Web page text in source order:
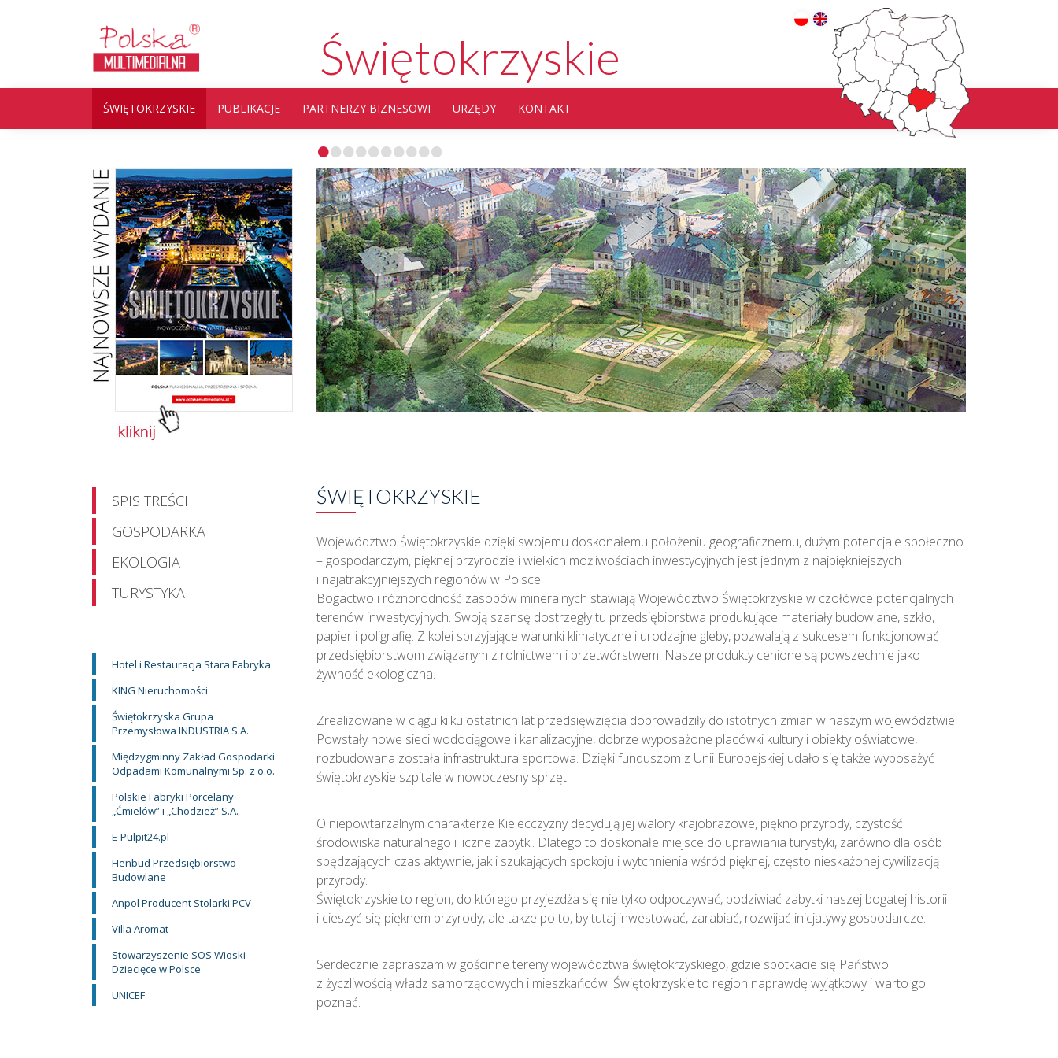
Świętokrzyskie
ŚWIĘTOKRZYSKIE PUBLIKACJE PARTNERZY BIZNESOWI URZĘDY KONTAKT
••••••••••
SPIS TREŚCI
GOSPODARKA
EKOLOGIA
TURYSTYKA
Hotel i Restauracja Stara Fabryka
KING Nieruchomości
Świętokrzyska Grupa
Przemysłowa INDUSTRIA S.A.
Międzygminny Zakład Gospodarki
Odpadami Komunalnymi Sp. z o.o.
Polskie Fabryki Porcelany
„Ćmielów” i „Chodzież” S.A.
E-Pulpit24.pl
Henbud Przedsiębiorstwo
Budowlane
Anpol Producent Stolarki PCV
Villa Aromat
Stowarzyszenie SOS Wioski
Dziecięce w Polsce
UNICEF
ŚWIĘTOKRZYSKIE
Województwo Świętokrzyskie dzięki swojemu doskonałemu położeniu geograficznemu, dużym potencjale społeczno
– gospodarczym, pięknej przyrodzie i wielkich możliwościach inwestycyjnych jest jednym z najpiękniejszych
i najatrakcyjniejszych regionów w Polsce.
Bogactwo i różnorodność zasobów mineralnych stawiają Województwo Świętokrzyskie w czołówce potencjalnych
terenów inwestycyjnych. Swoją szansę dostrzegły tu przedsiębiorstwa produkujące materiały budowlane, szkło,
papier i poligrafię. Z kolei sprzyjające warunki klimatyczne i urodzajne gleby, pozwalają z sukcesem funkcjonować
przedsiębiorstwom związanym z rolnictwem i przetwórstwem. Nasze produkty cenione są powszechnie jako
żywność ekologiczna.
Zrealizowane w ciągu kilku ostatnich lat przedsięwzięcia doprowadziły do istotnych zmian w naszym województwie.
Powstały nowe sieci wodociągowe i kanalizacyjne, dobrze wyposażone placówki kultury i obiekty oświatowe,
rozbudowana została infrastruktura sportowa. Dzięki funduszom z Unii Europejskiej udało się także wyposażyć
świętokrzyskie szpitale w nowoczesny sprzęt.
O niepowtarzalnym charakterze Kielecczyzny decydują jej walory krajobrazowe, piękno przyrody, czystość
środowiska naturalnego i liczne zabytki. Dlatego to doskonałe miejsce do uprawiania turystyki, zarówno dla osób
spędzających czas aktywnie, jak i szukających spokoju i wytchnienia wśród pięknej, często nieskażonej cywilizacją
przyrody.
Świętokrzyskie to region, do którego przyjeżdża się nie tylko odpoczywać, podziwiać zabytki naszej bogatej historii
i cieszyć się pięknem przyrody, ale także po to, by tutaj inwestować, zarabiać, rozwijać inicjatywy gospodarcze.
Serdecznie zapraszam w gościnne tereny województwa świętokrzyskiego, gdzie spotkacie się Państwo
z życzliwością władz samorządowych i mieszkańców. Świętokrzyskie to region naprawdę wyjątkowy i warto go
poznać.